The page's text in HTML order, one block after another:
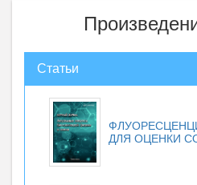
Статьи
ДЛЯ ОЦЕНКИ